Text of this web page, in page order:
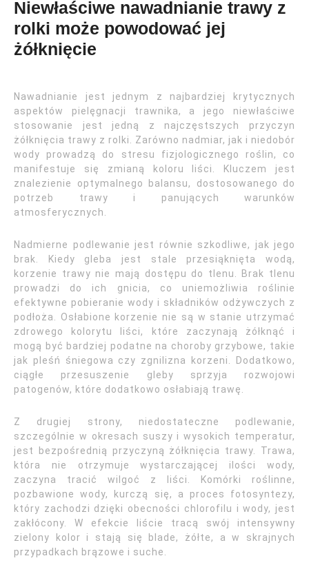
Niewłaściwe nawadnianie trawy z
rolki może powodować jej
żółknięcie
Nawadnianie jest jednym z najbardziej krytycznych
aspektów pielęgnacji trawnika, a jego niewłaściwe
stosowanie jest jedną z najczęstszych przyczyn
żółknięcia trawy z rolki. Zarówno nadmiar, jak i niedobór
wody prowadzą do stresu fizjologicznego roślin, co
manifestuje się zmianą koloru liści. Kluczem jest
znalezienie optymalnego balansu, dostosowanego do
potrzeb trawy i panujących warunków
atmosferycznych.
Nadmierne podlewanie jest równie szkodliwe, jak jego
brak. Kiedy gleba jest stale przesiąknięta wodą,
korzenie trawy nie mają dostępu do tlenu. Brak tlenu
prowadzi do ich gnicia, co uniemożliwia roślinie
efektywne pobieranie wody i składników odżywczych z
podłoża. Osłabione korzenie nie są w stanie utrzymać
zdrowego kolorytu liści, które zaczynają żółknąć i
mogą być bardziej podatne na choroby grzybowe, takie
jak pleśń śniegowa czy zgnilizna korzeni. Dodatkowo,
ciągłe przesuszenie gleby sprzyja rozwojowi
patogenów, które dodatkowo osłabiają trawę.
Z drugiej strony, niedostateczne podlewanie,
szczególnie w okresach suszy i wysokich temperatur,
jest bezpośrednią przyczyną żółknięcia trawy. Trawa,
która nie otrzymuje wystarczającej ilości wody,
zaczyna tracić wilgoć z liści. Komórki roślinne,
pozbawione wody, kurczą się, a proces fotosyntezy,
który zachodzi dzięki obecności chlorofilu i wody, jest
zakłócony. W efekcie liście tracą swój intensywny
zielony kolor i stają się blade, żółte, a w skrajnych
przypadkach brązowe i suche.